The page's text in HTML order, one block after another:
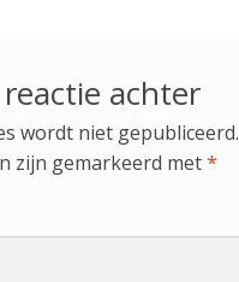
achter
wordt niet gepubliceerd.
zijn gemarkeerd met*